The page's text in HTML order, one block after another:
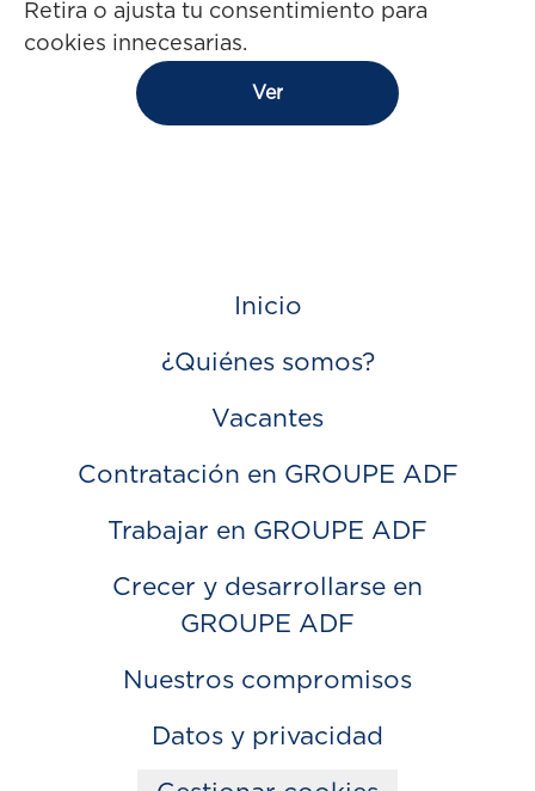
Retira o ajusta tu consentimiento para
cookies innecesarias.
Ver
Inicio
¿Quiénes somos?
Vacantes
Contratación en GROUPE ADF
Trabajar en GROUPE ADF
Crecer y desarrollarse en
GROUPE ADF
Nuestros compromisos
Datos y privacidad